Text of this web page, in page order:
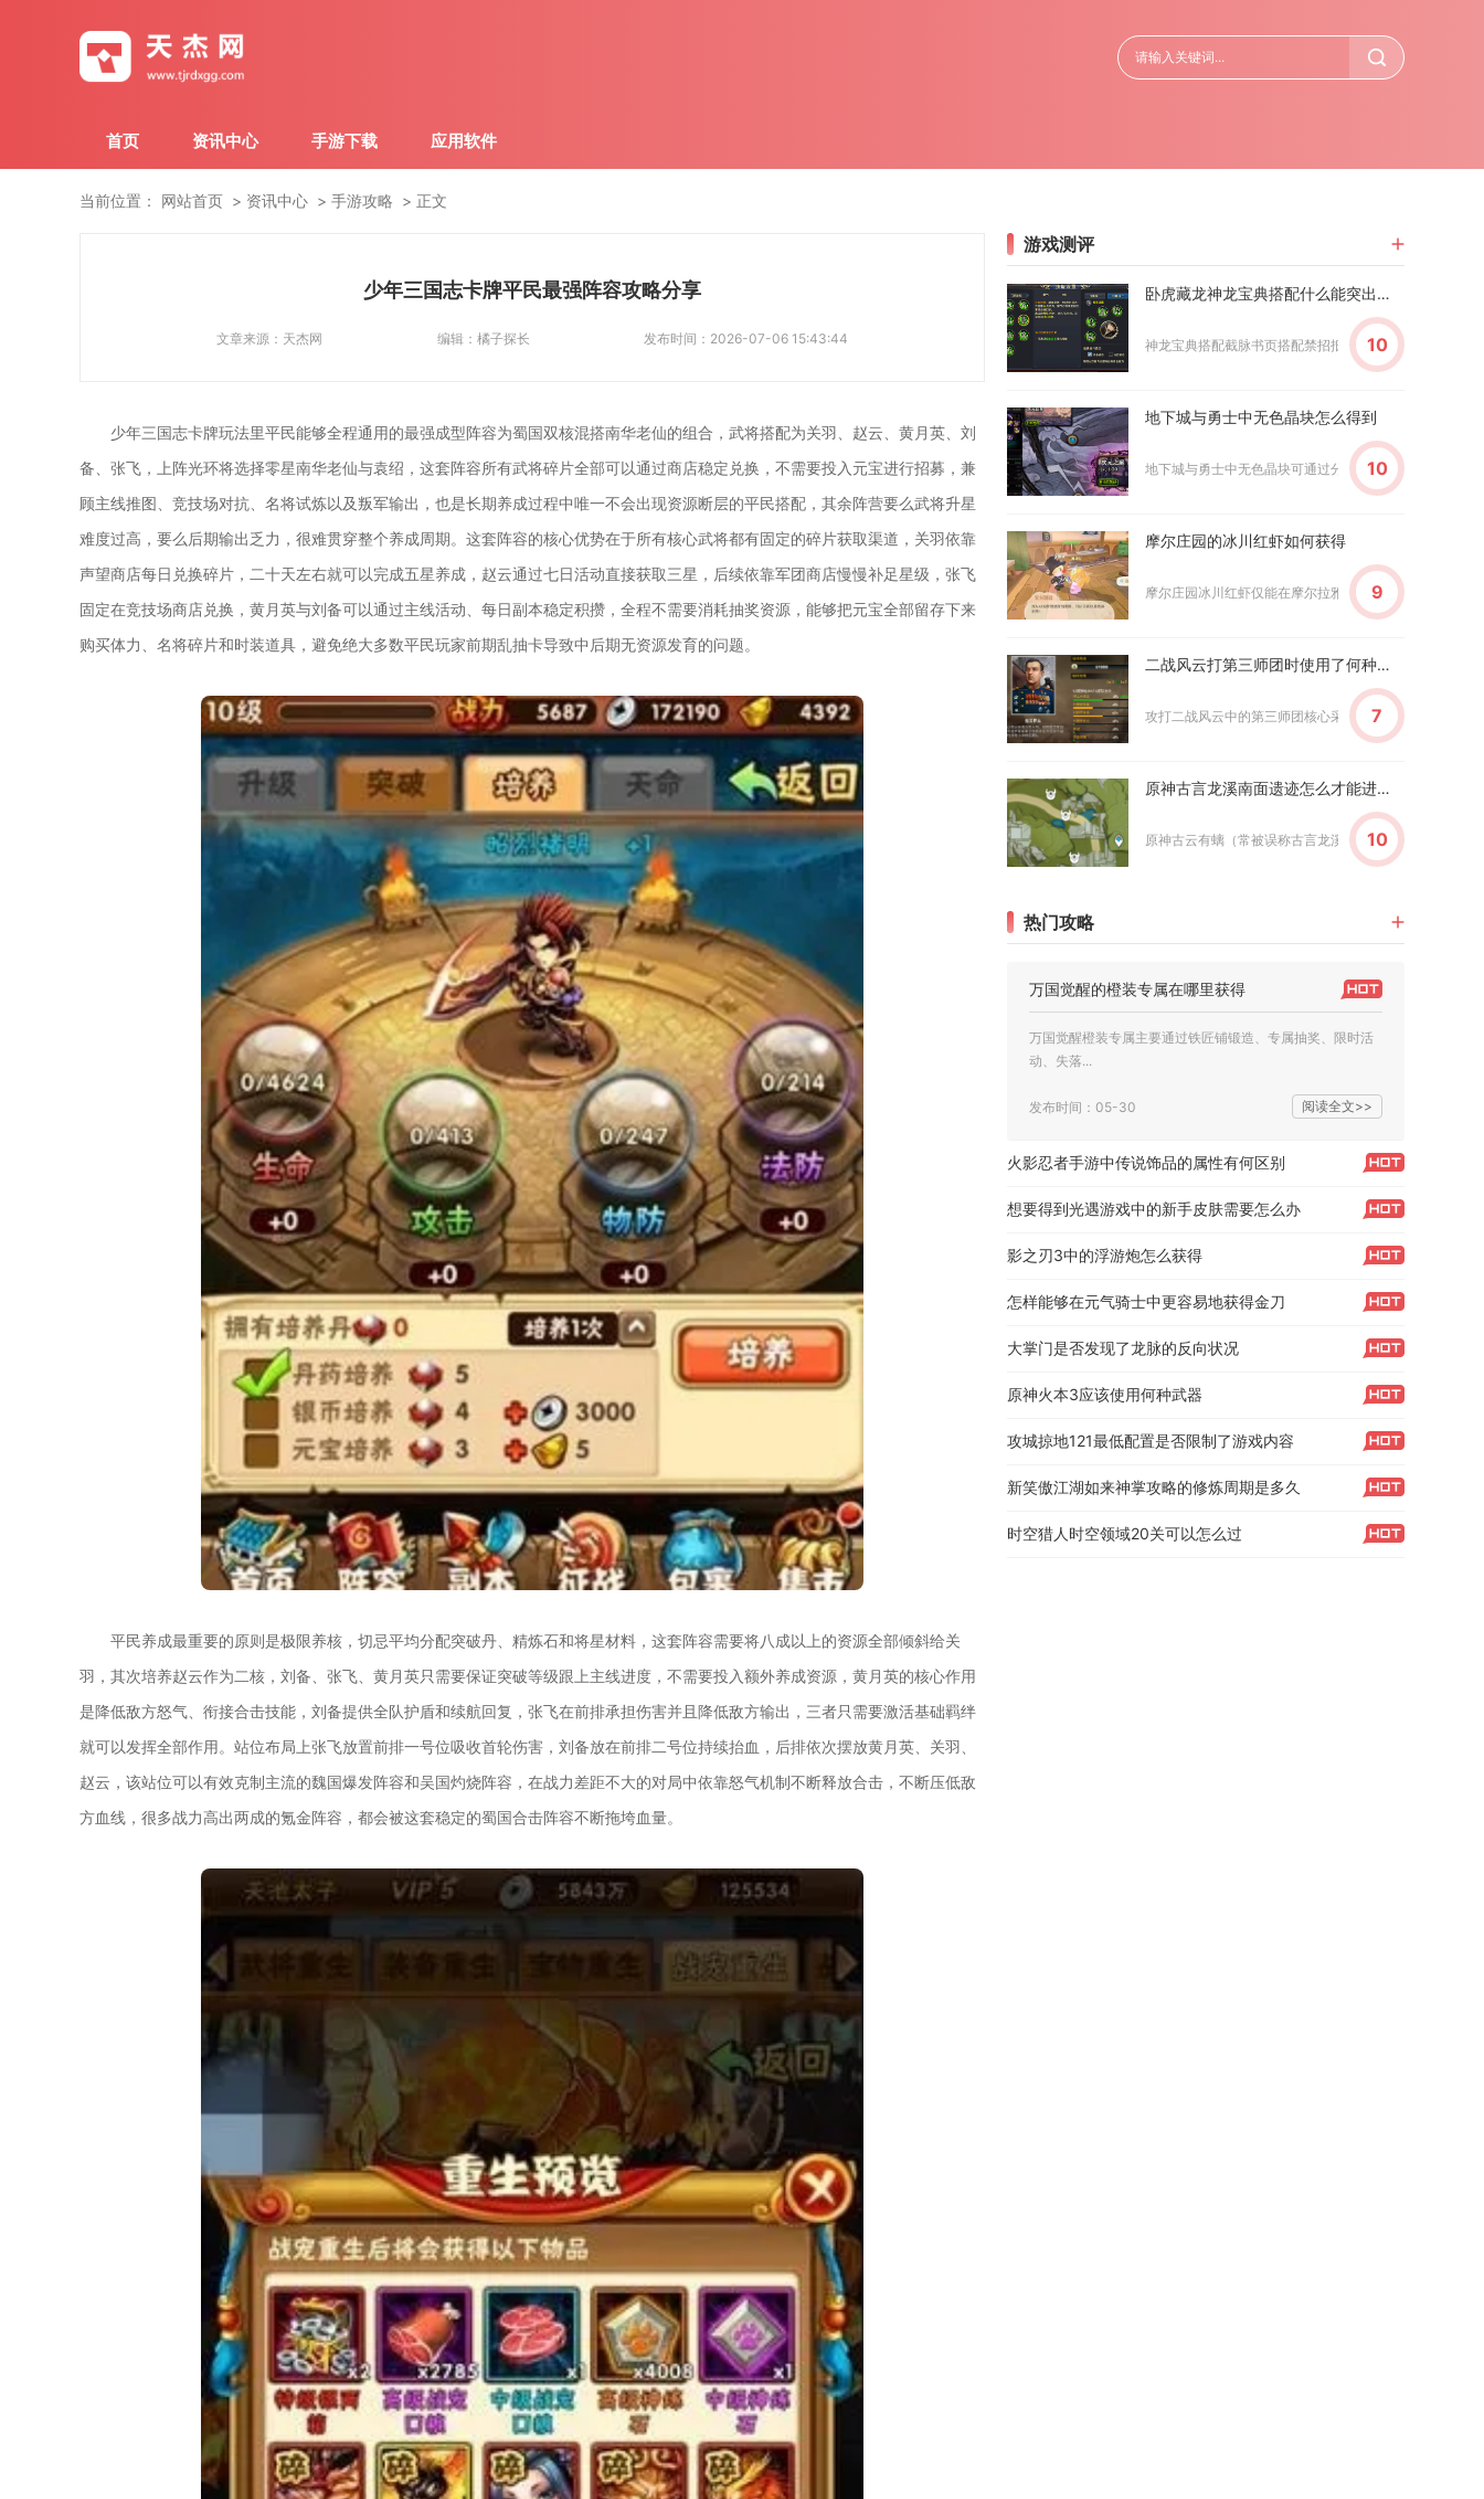
首页 资讯中心 手游下载 应用软件
当前位置： 网站首页 资讯中心 手游攻略 正文
少年三国志卡牌平民最强阵容攻略分享
文章来源： 天杰网 编辑： 橘子探长 发布时间： 2026-07-06 15:43:44
少年三国志卡牌玩法里平民能够全程通用的最强成型阵容为蜀国双核混搭南华老仙的组合，武将搭配为关羽、赵云、黄月英、刘
备、张飞，上阵光环将选择零星南华老仙与袁绍，这套阵容所有武将碎片全部可以通过商店稳定兑换，不需要投入元宝进行招募，兼
顾主线推图、竞技场对抗、名将试炼以及叛军输出，也是长期养成过程中唯一不会出现资源断层的平民搭配，其余阵营要么武将升星
难度过高，要么后期输出乏力，很难贯穿整个养成周期。这套阵容的核心优势在于所有核心武将都有固定的碎片获取渠道，关羽依靠
声望商店每日兑换碎片，二十天左右就可以完成五星养成，赵云通过七日活动直接获取三星，后续依靠军团商店慢慢补足星级，张飞
固定在竞技场商店兑换，黄月英与刘备可以通过主线活动、每日副本稳定积攒，全程不需要消耗抽奖资源，能够把元宝全部留存下来
购买体力、名将碎片和时装道具，避免绝大多数平民玩家前期乱抽卡导致中后期无资源发育的问题。
平民养成最重要的原则是极限养核，切忌平均分配突破丹、精炼石和将星材料，这套阵容需要将八成以上的资源全部倾斜给关
羽，其次培养赵云作为二核，刘备、张飞、黄月英只需要保证突破等级跟上主线进度，不需要投入额外养成资源，黄月英的核心作用
是降低敌方怒气、衔接合击技能，刘备提供全队护盾和续航回复，张飞在前排承担伤害并且降低敌方输出，三者只需要激活基础羁绊
就可以发挥全部作用。站位布局上张飞放置前排一号位吸收首轮伤害，刘备放在前排二号位持续抬血，后排依次摆放黄月英、关羽、
赵云，该站位可以有效克制主流的魏国爆发阵容和吴国灼烧阵容，在战力差距不大的对局中依靠怒气机制不断释放合击，不断压低敌
方血线，很多战力高出两成的氪金阵容，都会被这套稳定的蜀国合击阵容不断拖垮血量。
游戏测评
卧虎藏龙神龙宝典搭配什么能突出特点
神龙宝典搭配截脉书页搭配禁招抵抗书页，再辅以气血增
10
地下城与勇士中无色晶块怎么得到
地下城与勇士中无色晶块可通过分解装备、副本掉落、材
10
摩尔庄园的冰川红虾如何获得
摩尔庄园冰川红虾仅能在摩尔拉雅雪山鱼池通过垂钓产出
9
二战风云打第三师团时使用了何种战术
攻打二战风云中的第三师团核心采用分层炮灰消耗+侧翼
7
原神古言龙溪南面遗迹怎么才能进去探险
原神古云有螭（常被误称古言龙溪）南面遗迹进入探险，
10
热门攻略
万国觉醒的橙装专属在哪里获得
万国觉醒橙装专属主要通过铁匠铺锻造、专属抽奖、限时活
动、失落...
发布时间：05-30 阅读全文>>
火影忍者手游中传说饰品的属性有何区别
想要得到光遇游戏中的新手皮肤需要怎么办
影之刃3中的浮游炮怎么获得
怎样能够在元气骑士中更容易地获得金刀
大掌门是否发现了龙脉的反向状况
原神火本3应该使用何种武器
攻城掠地121最低配置是否限制了游戏内容
新笑傲江湖如来神掌攻略的修炼周期是多久
时空猎人时空领域20关可以怎么过